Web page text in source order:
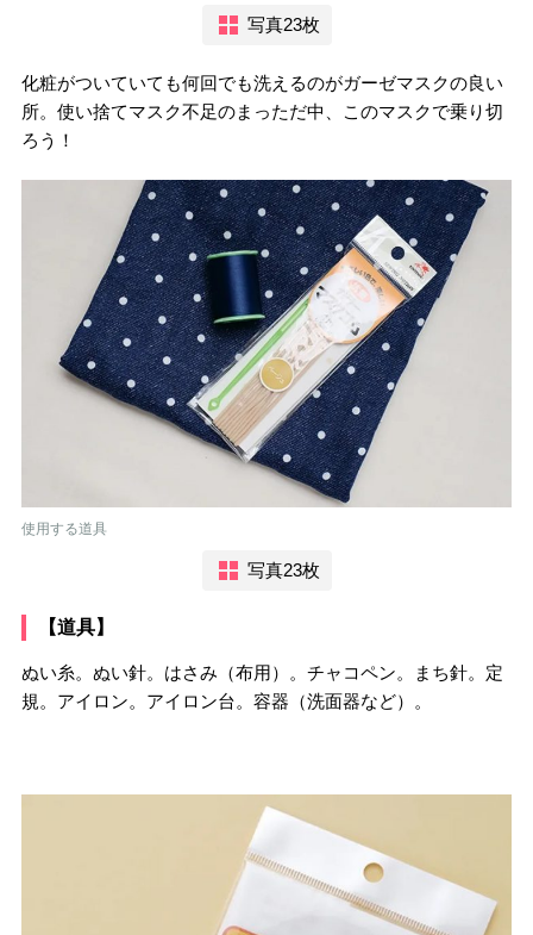
写真23枚
化粧がついていても何回でも洗えるのがガーゼマスクの良い
所。使い捨てマスク不足のまっただ中、このマスクで乗り切
ろう！
使用する道具
写真23枚
【道具】
ぬい糸。ぬい針。はさみ（布用）。チャコペン。まち針。定
規。アイロン。アイロン台。容器（洗面器など）。